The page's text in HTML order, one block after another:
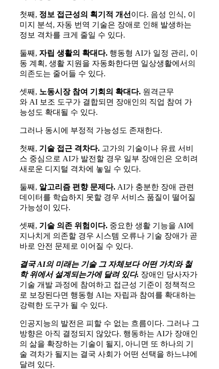
첫째 , 정보 접근성의 획기적 개선 이다. 음성 인식, 이
미지 분석, 자동 번역 기술은 장애로 인해 발생하는
정보 격차를 크게 줄일 수 있다.
둘째 , 자립 생활의 확대다. 행동형 AI가 일정 관리 , 이
동 계획, 생활 지원을 자동화한다면 일상생활에서의
의존도는 줄어들 수 있다.
셋째 , 노동시장 참여 기회의 확대다. 원격근무
와 AI 보조 도구가 결합되면 장애인의 직업 참여 가
능성도 확대될 수 있다.
그러나 동시에 부정적 가능성도 존재한다.
첫째 , 기술 접근 격차다. 고가의 기술이나 유료 서비
스 중심으로 AI가 발전할 경우 일부 장애인은 오히려
새로운 디지털 격차에 놓일 수 있다.
둘째 , 알고리즘 편향 문제다. AI가 충분한 장애 관련
데이터를 학습하지 못할 경우 서비스 품질이 떨어질
가능성이 있다.
셋째 , 기술 의존 위험이다. 중요한 생활 기능을 AI에
지나치게 의존할 경우 시스템 오류나 기술 장애가 곧
바로 안전 문제로 이어질 수 있다.
결국AI의 미래는 기술 그 자체보다 어떤 가치와 철
학 위에서 설계되는가에 달려 있다. 장애인 당사자가
기술 개발 과정에 참여하고 접근성 기준이 정책적으
로 보장된다면 행동형 AI는 자립과 참여를 확대하는
강력한 도구가 될 수 있다.
인공지능의 발전은 피할 수 없는 흐름이다. 그러나 그
방향은 아직 결정되지 않았다. 행동하는 AI가 장애인
의 삶을 확장하는 기술이 될지 , 아니면 또 하나의 기
술 격차가 될지는 결국 사회가 어떤 선택을 하느냐에
달려 있다.